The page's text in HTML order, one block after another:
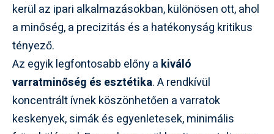
kerül az ipari alkalmazásokban, különösen ott, ahol
a minőség, a precizitás és a hatékonyság kritikus
tényező.
Az egyik legfontosabb előny a kiváló
varratminőség és esztétika. A rendkívül
koncentrált ívnek köszönhetően a varratok
keskenyek, simák és egyenletesek, minimális